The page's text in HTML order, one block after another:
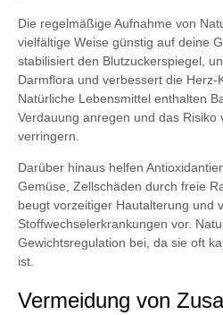
Die regelmäßige Aufnahme von
vielfältige Weise günstig auf deine
stabilisiert den Blutzuckerspiegel,
Darmflora und verbessert die Herz-
Natürliche Lebensmittel enthalten
Verdauung anregen und das Risiko
verringern.
Darüber hinaus helfen
Gemüse, Zellschäden durch freie
beugt vorzeitiger Hautalterung und
Stoffwechselerkrankungen vor.
Gewichtsregulation bei, da sie oft
ist.
Vermeidung von